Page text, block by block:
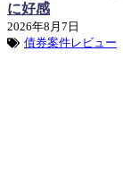
に好感
2026年8月7日
債券案件レビュー